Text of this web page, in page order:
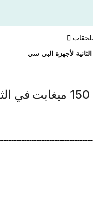
محول واي فاي يو إس بي 150